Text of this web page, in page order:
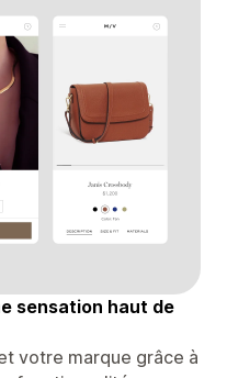
sensation haut de
votre marque grâce à